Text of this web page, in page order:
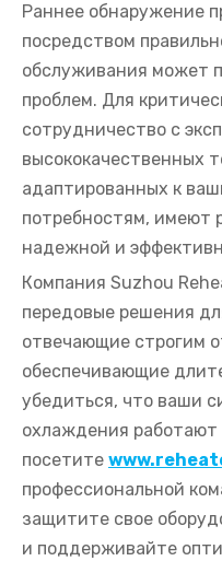
Раннее обнаружение
посредством
обслуживания может
проблем. Для
сотрудничество с
высококачественных
адаптированных к
потребностям, имеют
надежной и
Компания Suzhou
передовые решения
отвечающие строгим
обеспечивающие
убедиться, что ваши
охлаждения работают
посетите
профессиональной
защитите свое
и поддерживайте